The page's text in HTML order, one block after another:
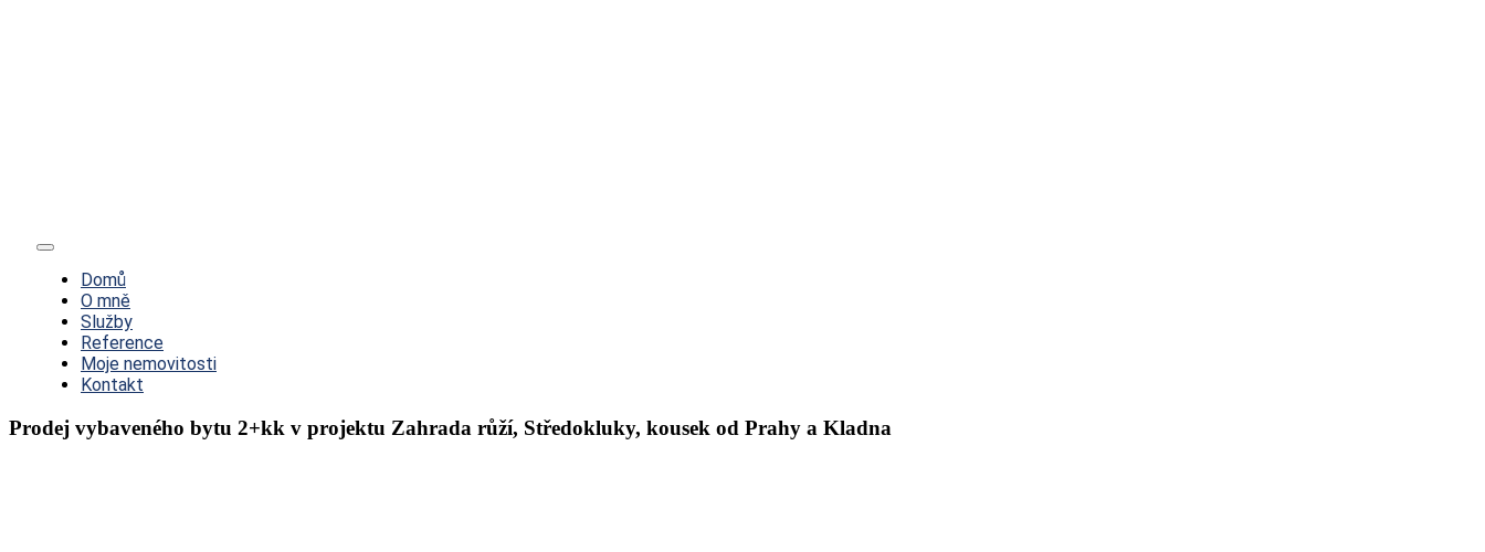
Toggle
NavigationDomů
O mně
Služby
Reference
Moje nemovitosti
Kontakt
Prodej vybaveného bytu 2+kk v projektu Zahrada růží, Středokluky, kousek od Prahy a Kladna